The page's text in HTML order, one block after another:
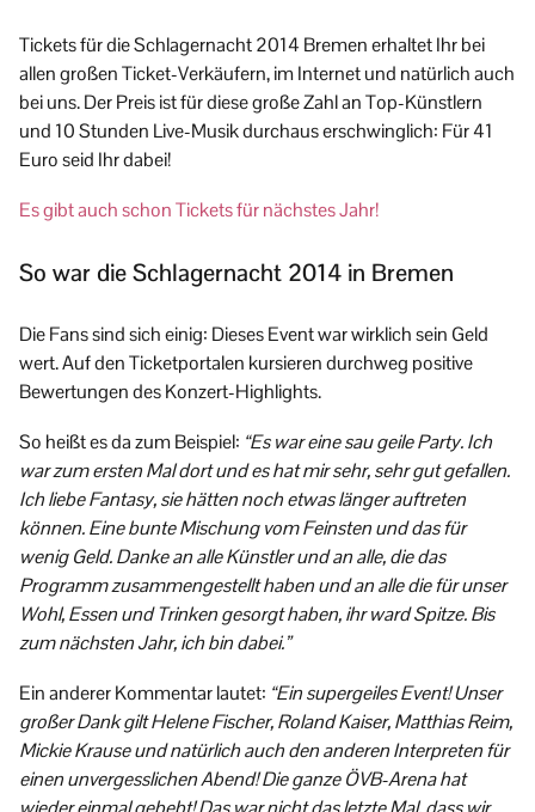
Tickets für die Schlagernacht 2014 Bremen erhaltet Ihr bei
allen großen Ticket-Verkäufern, im Internet und natürlich auch
bei uns. Der Preis ist für diese große Zahl an Top-Künstlern
und 10 Stunden Live-Musik durchaus erschwinglich: Für 41
Euro seid Ihr dabei!
Es gibt auch schon Tickets für nächstes Jahr!
So war die Schlagernacht 2014 in Bremen
Die Fans sind sich einig: Dieses Event war wirklich sein Geld
wert. Auf den Ticketportalen kursieren durchweg positive
Bewertungen des Konzert-Highlights.
So heißt es da zum Beispiel: “Es war eine sau geile Party. Ich
war zum ersten Mal dort und es hat mir sehr, sehr gut gefallen.
Ich liebe Fantasy, sie hätten noch etwas länger auftreten
können. Eine bunte Mischung vom Feinsten und das für
wenig Geld. Danke an alle Künstler und an alle, die das
Programm zusammengestellt haben und an alle die für unser
Wohl, Essen und Trinken gesorgt haben, ihr ward Spitze. Bis
zum nächsten Jahr, ich bin dabei.”
Ein anderer Kommentar lautet: “Ein supergeiles Event! Unser
großer Dank gilt Helene Fischer, Roland Kaiser, Matthias Reim,
Mickie Krause und natürlich auch den anderen Interpreten für
einen unvergesslichen Abend! Die ganze ÖVB-Arena hat